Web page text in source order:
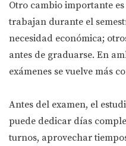
Otro cambio importante
trabajan durante el
necesidad económica;
antes de graduarse. En
exámenes se vuelve más
Antes del examen, el
puede dedicar días
turnos, aprovechar